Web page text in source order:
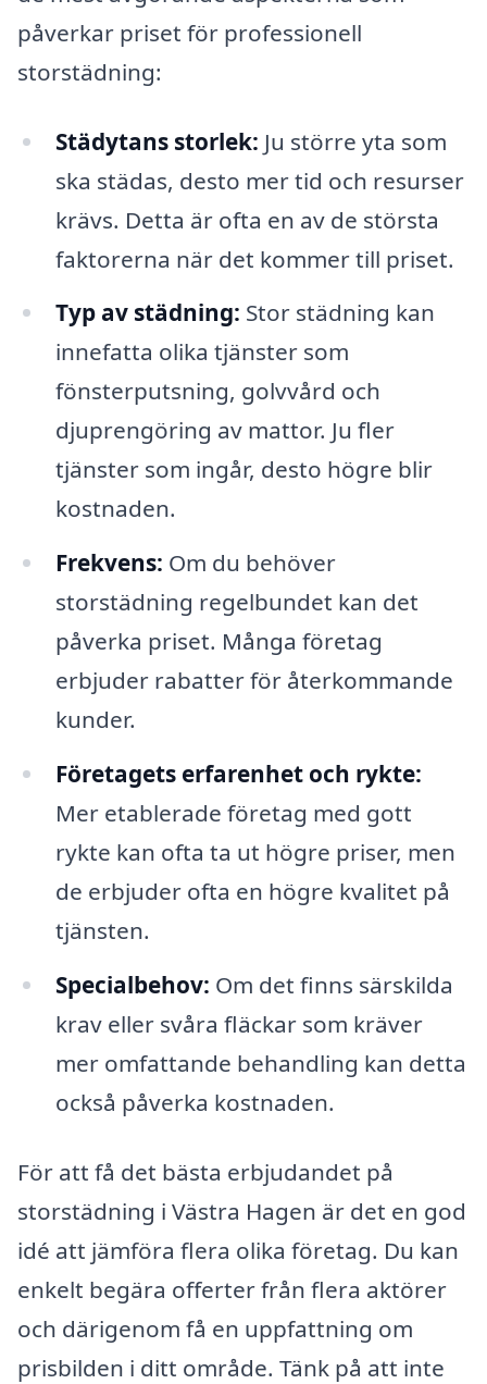
påverkar priset för professionell
storstädning:
Städytans storlek: Ju större yta som
ska städas, desto mer tid och resurser
krävs. Detta är ofta en av de största
faktorerna när det kommer till priset.
Typ av städning: Stor städning kan
innefatta olika tjänster som
fönsterputsning, golvvård och
djuprengöring av mattor. Ju fler
tjänster som ingår, desto högre blir
kostnaden.
Fre­kvens: Om du behöver
storstädning regelbundet kan det
påverka priset. Många företag
erbjuder rabatter för återkommande
kunder.
Företagets erfarenhet och rykte:
Mer etablerade företag med gott
rykte kan ofta ta ut högre priser, men
de erbjuder ofta en högre kvalitet på
tjänsten.
Specialbehov: Om det finns särskilda
krav eller svåra fläckar som kräver
mer omfattande behandling kan detta
också påverka kostnaden.
För att få det bästa erbjudandet på
storstädning i Västra Hagen är det en god
idé att jämföra flera olika företag. Du kan
enkelt begära offerter från flera aktörer
och därigenom få en uppfattning om
prisbilden i ditt område. Tänk på att inte